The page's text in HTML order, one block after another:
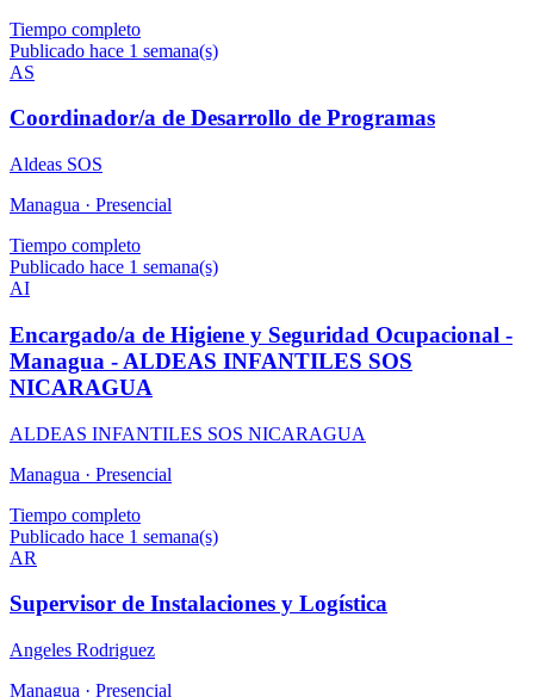
Tiempo completo
Publicado hace 1 semana(s)
AS
Coordinador/a de Desarrollo de Programas
Aldeas SOS
Managua · Presencial
Tiempo completo
Publicado hace 1 semana(s)
AI
Encargado/a de Higiene y Seguridad Ocupacional -
Managua - ALDEAS INFANTILES SOS
NICARAGUA
ALDEAS INFANTILES SOS NICARAGUA
Managua · Presencial
Tiempo completo
Publicado hace 1 semana(s)
AR
Supervisor de Instalaciones y Logística
Angeles Rodriguez
Managua · Presencial